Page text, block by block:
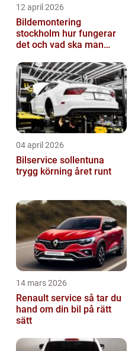
12 april 2026
Bildemontering
stockholm hur fungerar
det och vad ska man
04 april 2026
Bilservice sollentuna
trygg körning året runt
14 mars 2026
Renault service så tar du
hand om din bil på rätt
sätt